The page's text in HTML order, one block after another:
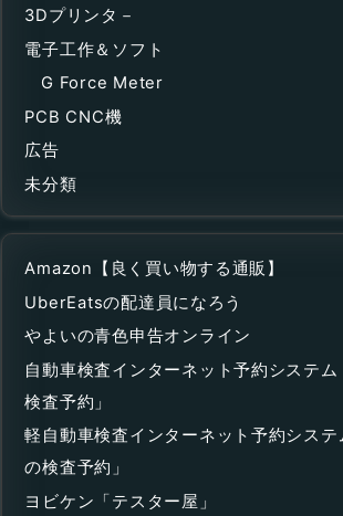
3Dプリンタ－
電子工作＆ソフト
G Force Meter
PCB CNC機
広告
未分類
Amazon【良く買い物する通販】
UberEatsの配達員になろう
やよいの青色申告オンライン
自動車検査インターネット予約システ
検査予約」
軽自動車検査インターネット予約シス
の検査予約」
ヨビケン「テスター屋」